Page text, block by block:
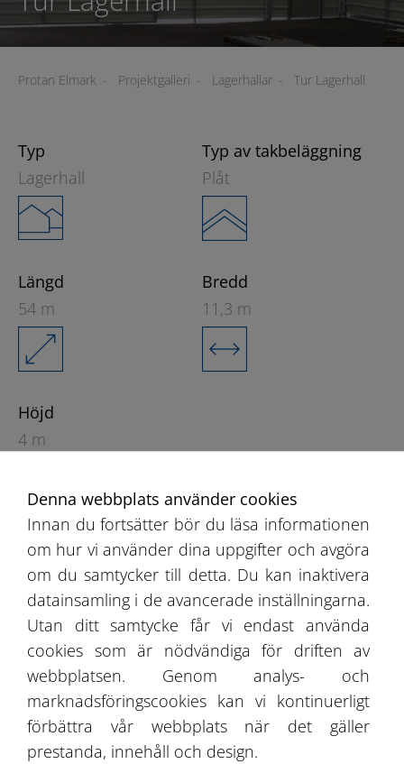
Protan Elmark - Projektgalleri - Lagerhallar - Tur Lagerhall
Typ
Lagerhall
Typ av takbeläggning
Plåt
Längd
54 m
Bredd
11,3 m
Höjd
4 m
Rekommendationsbok
Erbjudande
Projektgalleri
Om Oss
Denna webbplats använder cookies
Innan du fortsätter bör du läsa informationen
om hur vi använder dina uppgifter och avgöra
om du samtycker till detta. Du kan inaktivera
datainsamling i de avancerade inställningarna.
Utan ditt samtycke får vi endast använda
cookies som är nödvändiga för driften av
webbplatsen. Genom analys- och
marknadsföringscookies kan vi kontinuerligt
förbättra vår webbplats när det gäller
prestanda, innehåll och design.